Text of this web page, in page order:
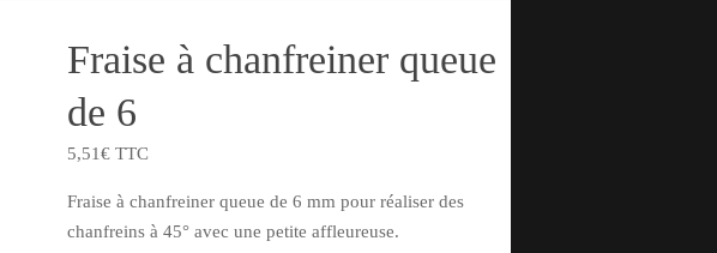
Fraise à chanfreiner queue
de 6
5,51€ TTC
Fraise à chanfreiner queue de 6 mm pour réaliser des
chanfreins à 45° avec une petite affleureuse.